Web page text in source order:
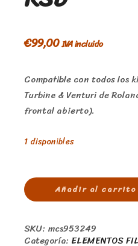
€99,00IVA incluido
Compatible con todos los
Turbine & Venturi de
frontal abierto).
1 disponibles
Añadir al carrito
SKU: mcs953249
Categoría: ELEMENTOS